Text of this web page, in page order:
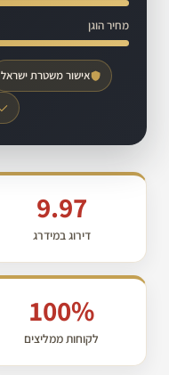
מחיר הוגן
אישור משטרת ישראל
9.97
דירוג במידרג
100%
לקוחות ממליצים